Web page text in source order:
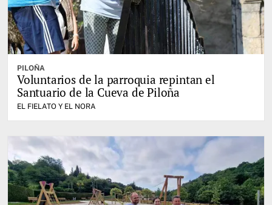
PILOÑA
Voluntarios de la parroquia repintan el
Santuario de la Cueva de Piloña
EL FIELATO Y EL NORA